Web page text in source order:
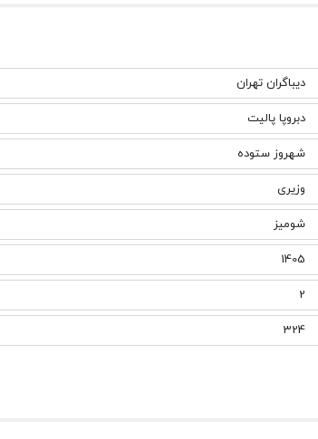
دیباگران تهران
دبروپا پالیت
شهروز ستوده
وزیری
شومیز
1405
2
324